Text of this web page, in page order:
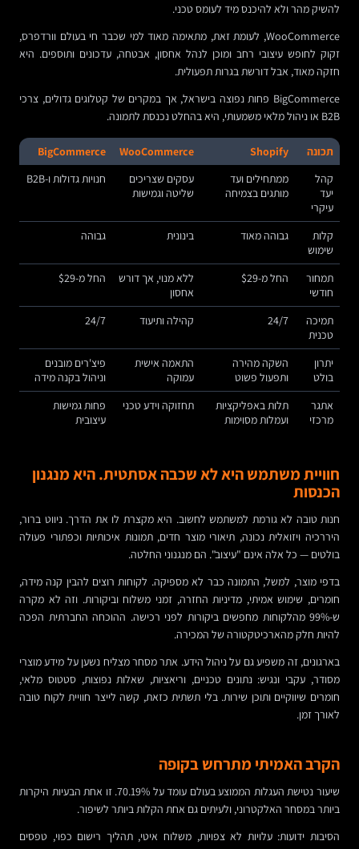
להשיק מהר ולא להיכנס מיד לעומס טכני.
WooCommerce, לעומת זאת, מתאימה מאוד למי שכבר חי בעולם וורדפרס,
זקוק לחופש עיצובי רחב ומוכן לנהל אחסון, אבטחה, עדכונים ותוספים. היא
חזקה מאוד, אבל דורשת בגרות תפעולית.
BigCommerce פחות נפוצה בישראל, אך במקרים של קטלוגים גדולים, צרכי
B2B או ניהול מלאי משמעותי, היא בהחלט נכנסת לתמונה.
תכונה Shopify
WooCommerce
BigCommerce
קהל
יעד
עיקרי
ממתחילים ועד
מותגים בצמיחה
עסקים שצריכים
שליטה וגמישות
חנויות גדולות ו-B2B
קלות
שימוש
גבוהה מאוד בינונית גבוהה
תמחור
חודשי
החל מ-$29
ללא מנוי, אך דורש
אחסון
החל מ-$29
תמיכה
טכנית
24/7 קהילה ותיעוד 24/7
יתרון
בולט
השקה מהירה
ותפעול פשוט
התאמה אישית
עמוקה
פיצ'רים מובנים
וניהול בקנה מידה
אתגר
מרכזי
תלות באפליקציות
ועמלות מסוימות
תחזוקה וידע טכני
פחות גמישות
עיצובית
חוויית משתמש היא לא שכבה אסתטית. היא מנגנון
הכנסות
חנות טובה לא גורמת למשתמש לחשוב. היא מקצרת לו את הדרך. ניווט ברור,
היררכיה ויזואלית נכונה, תיאורי מוצר חדים, תמונות איכותיות וכפתורי פעולה
בולטים — כל אלה אינם "עיצוב". הם מנגנוני החלטה.
בדפי מוצר, למשל, התמונה כבר לא מספיקה. לקוחות רוצים להבין קנה מידה,
חומרים, שימוש אמיתי, מדיניות החזרה, זמני משלוח וביקורות. וזה לא מקרה
ש-99% מהלקוחות מחפשים ביקורות לפני רכישה. ההוכחה החברתית הפכה
להיות חלק מהארכיטקטורה של המכירה.
בארגונים, זה משפיע גם על ניהול הידע. אתר מסחר מצליח נשען על מידע מוצרי
מסודר, עקבי ונגיש: נתונים טכניים, וריאציות, שאלות נפוצות, סטטוס מלאי,
חומרים שיווקיים ותוכן שירות. בלי תשתית כזאת, קשה לייצר חוויית לקוח טובה
לאורך זמן.
הקרב האמיתי מתרחש בקופה
שיעור נטישת העגלות הממוצע בעולם עומד על 70.19%. זו אחת הבעיות היקרות
ביותר במסחר האלקטרוני, ולעיתים גם אחת הקלות ביותר לשיפור.
הסיבות ידועות: עלויות לא צפויות, משלוח איטי, תהליך רישום כפוי, טפסים